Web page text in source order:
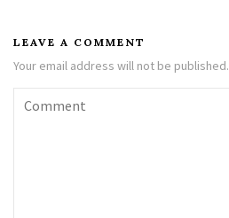
LEAVE A COMMENT
Your email address will not be published.